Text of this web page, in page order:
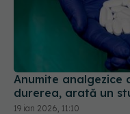
Anumite
durerea, arată un